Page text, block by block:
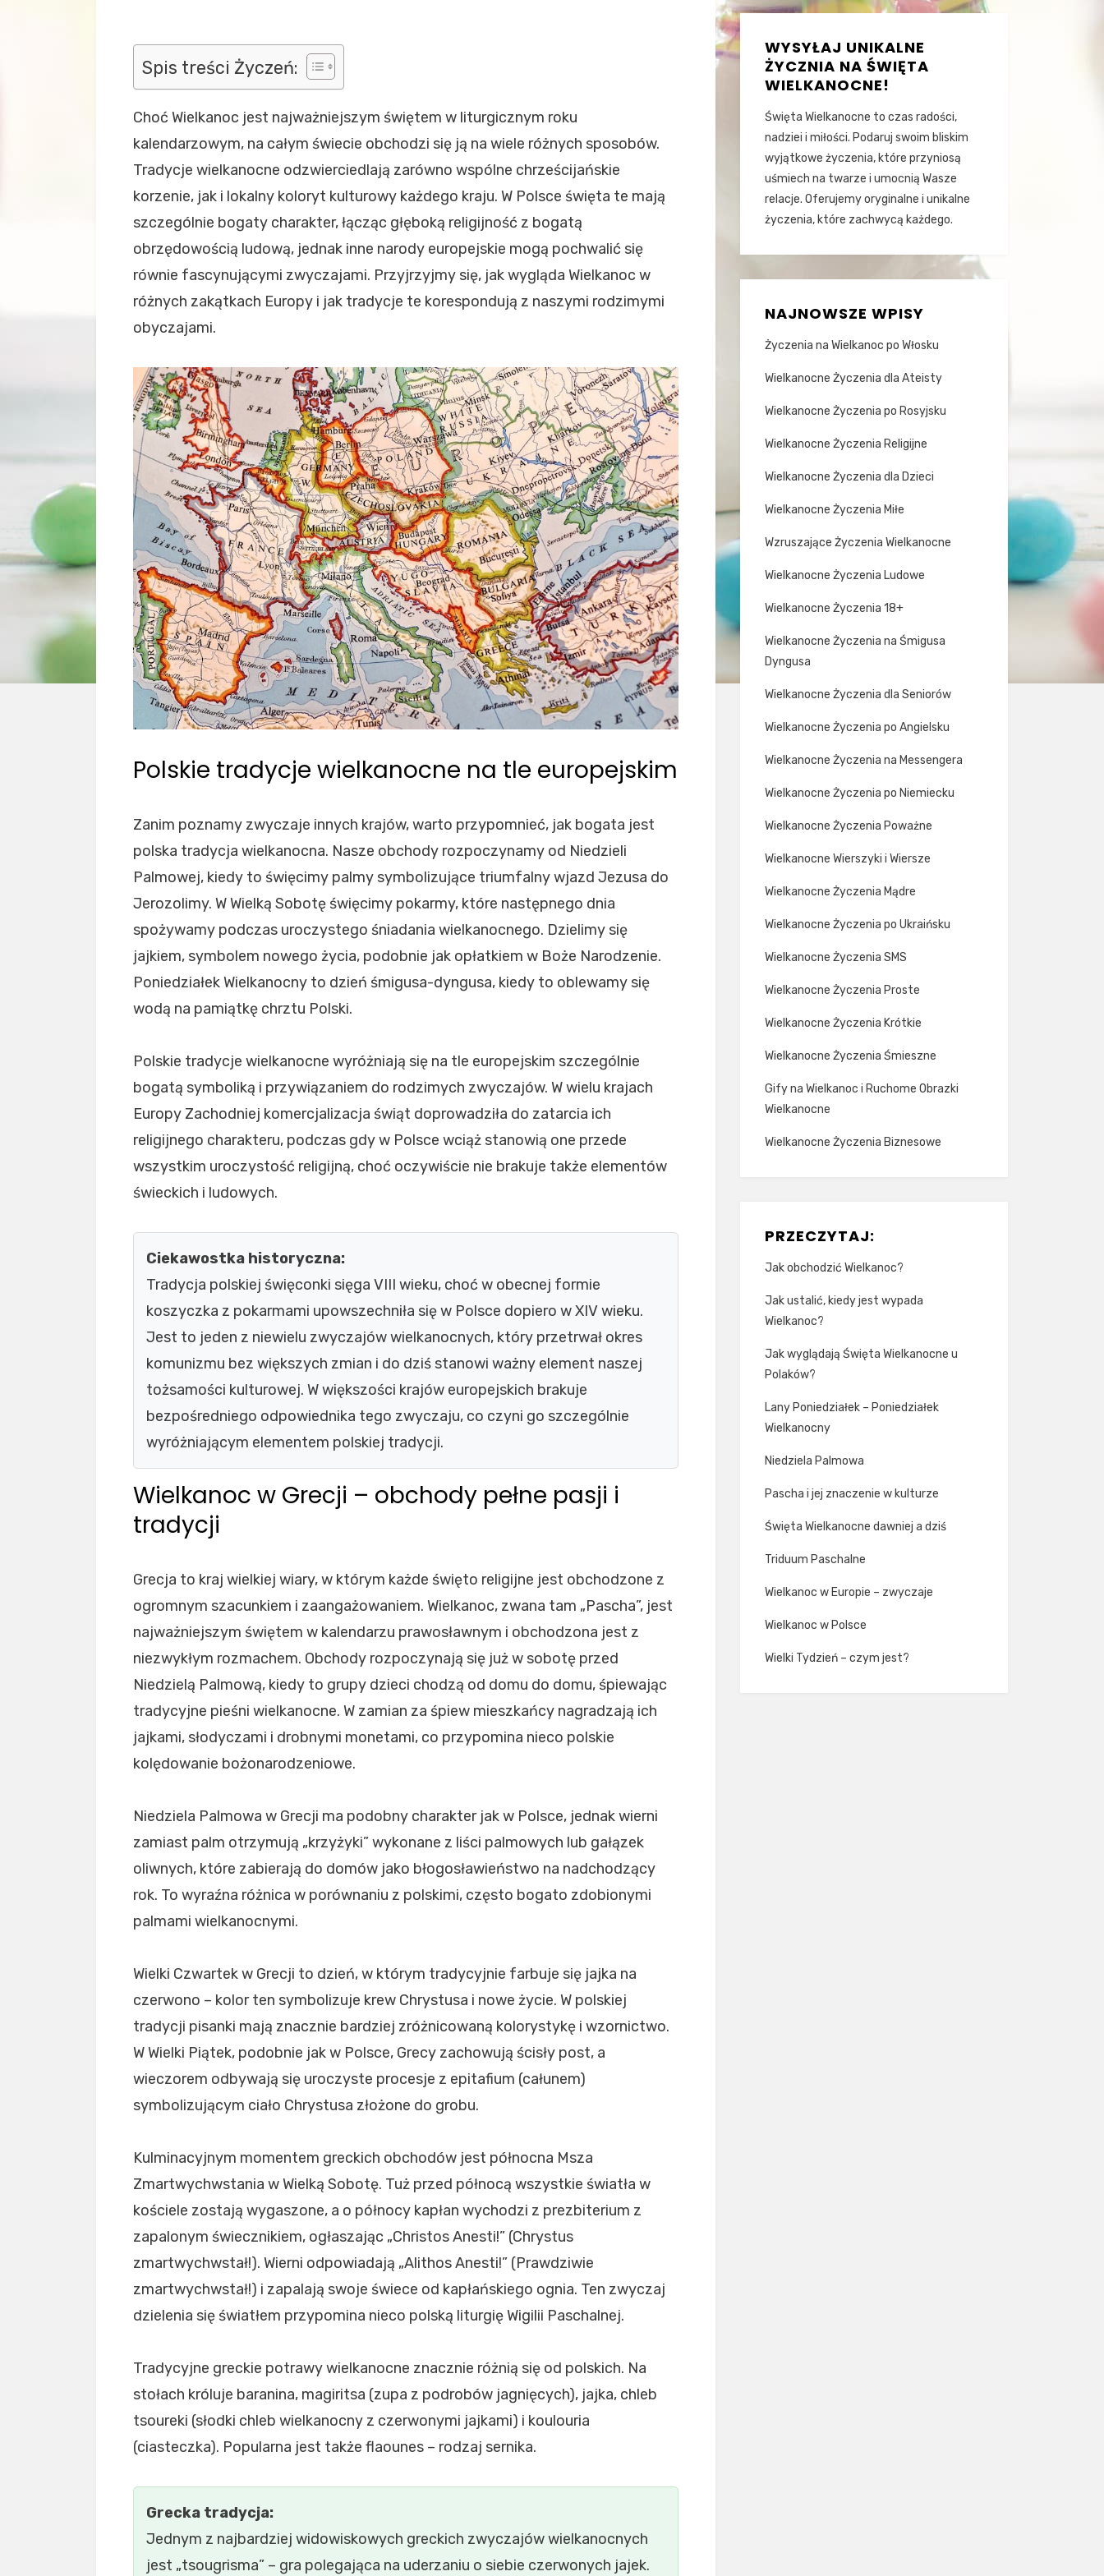
Spis treści Życzeń:
Choć Wielkanoc jest najważniejszym świętem w liturgicznym roku
kalendarzowym, na całym świecie obchodzi się ją na wiele różnych sposobów.
Tradycje wielkanocne odzwierciedlają zarówno wspólne chrześcijańskie
korzenie, jak i lokalny koloryt kulturowy każdego kraju. W Polsce święta te mają
szczególnie bogaty charakter, łącząc głęboką religijność z bogatą
obrzędowością ludową, jednak inne narody europejskie mogą pochwalić się
równie fascynującymi zwyczajami. Przyjrzyjmy się, jak wygląda Wielkanoc w
różnych zakątkach Europy i jak tradycje te korespondują z naszymi rodzimymi
obyczajami.
Polskie tradycje wielkanocne na tle europejskim
Zanim poznamy zwyczaje innych krajów, warto przypomnieć, jak bogata jest
polska tradycja wielkanocna. Nasze obchody rozpoczynamy od Niedzieli
Palmowej, kiedy to święcimy palmy symbolizujące triumfalny wjazd Jezusa do
Jerozolimy. W Wielką Sobotę święcimy pokarmy, które następnego dnia
spożywamy podczas uroczystego śniadania wielkanocnego. Dzielimy się
jajkiem, symbolem nowego życia, podobnie jak opłatkiem w Boże Narodzenie.
Poniedziałek Wielkanocny to dzień śmigusa-dyngusa, kiedy to oblewamy się
wodą na pamiątkę chrztu Polski.
Polskie tradycje wielkanocne wyróżniają się na tle europejskim szczególnie
bogatą symboliką i przywiązaniem do rodzimych zwyczajów. W wielu krajach
Europy Zachodniej komercjalizacja świąt doprowadziła do zatarcia ich
religijnego charakteru, podczas gdy w Polsce wciąż stanowią one przede
wszystkim uroczystość religijną, choć oczywiście nie brakuje także elementów
świeckich i ludowych.
Ciekawostka historyczna:
Tradycja polskiej święconki sięga VIII wieku, choć w obecnej formie
koszyczka z pokarmami upowszechniła się w Polsce dopiero w XIV wieku.
Jest to jeden z niewielu zwyczajów wielkanocnych, który przetrwał okres
komunizmu bez większych zmian i do dziś stanowi ważny element naszej
tożsamości kulturowej. W większości krajów europejskich brakuje
bezpośredniego odpowiednika tego zwyczaju, co czyni go szczególnie
wyróżniającym elementem polskiej tradycji.
Wielkanoc w Grecji – obchody pełne pasji i
tradycji
Grecja to kraj wielkiej wiary, w którym każde święto religijne jest obchodzone z
ogromnym szacunkiem i zaangażowaniem. Wielkanoc, zwana tam „Pascha”, jest
najważniejszym świętem w kalendarzu prawosławnym i obchodzona jest z
niezwykłym rozmachem. Obchody rozpoczynają się już w sobotę przed
Niedzielą Palmową, kiedy to grupy dzieci chodzą od domu do domu, śpiewając
tradycyjne pieśni wielkanocne. W zamian za śpiew mieszkańcy nagradzają ich
jajkami, słodyczami i drobnymi monetami, co przypomina nieco polskie
kolędowanie bożonarodzeniowe.
Niedziela Palmowa w Grecji ma podobny charakter jak w Polsce, jednak wierni
zamiast palm otrzymują „krzyżyki” wykonane z liści palmowych lub gałązek
oliwnych, które zabierają do domów jako błogosławieństwo na nadchodzący
rok. To wyraźna różnica w porównaniu z polskimi, często bogato zdobionymi
palmami wielkanocnymi.
Wielki Czwartek w Grecji to dzień, w którym tradycyjnie farbuje się jajka na
czerwono – kolor ten symbolizuje krew Chrystusa i nowe życie. W polskiej
tradycji pisanki mają znacznie bardziej zróżnicowaną kolorystykę i wzornictwo.
W Wielki Piątek, podobnie jak w Polsce, Grecy zachowują ścisły post, a
wieczorem odbywają się uroczyste procesje z epitafium (całunem)
symbolizującym ciało Chrystusa złożone do grobu.
Kulminacyjnym momentem greckich obchodów jest północna Msza
Zmartwychwstania w Wielką Sobotę. Tuż przed północą wszystkie światła w
kościele zostają wygaszone, a o północy kapłan wychodzi z prezbiterium z
zapalonym świecznikiem, ogłaszając „Christos Anesti!” (Chrystus
zmartwychwstał!). Wierni odpowiadają „Alithos Anesti!” (Prawdziwie
zmartwychwstał!) i zapalają swoje świece od kapłańskiego ognia. Ten zwyczaj
dzielenia się światłem przypomina nieco polską liturgię Wigilii Paschalnej.
Tradycyjne greckie potrawy wielkanocne znacznie różnią się od polskich. Na
stołach króluje baranina, magiritsa (zupa z podrobów jagnięcych), jajka, chleb
tsoureki (słodki chleb wielkanocny z czerwonymi jajkami) i koulouria
(ciasteczka). Popularna jest także flaounes – rodzaj sernika.
Grecka tradycja:
Jednym z najbardziej widowiskowych greckich zwyczajów wielkanocnych
jest „tsougrisma” – gra polegająca na uderzaniu o siebie czerwonych jajek.
WYSYŁAJ UNIKALNE
ŻYCZNIA NA ŚWIĘTA
WIELKANOCNE!
Święta Wielkanocne to czas radości,
nadziei i miłości. Podaruj swoim bliskim
wyjątkowe życzenia, które przyniosą
uśmiech na twarze i umocnią Wasze
relacje. Oferujemy oryginalne i unikalne
życzenia, które zachwycą każdego.
NAJNOWSZE WPISY
Życzenia na Wielkanoc po Włosku
Wielkanocne Życzenia dla Ateisty
Wielkanocne Życzenia po Rosyjsku
Wielkanocne Życzenia Religijne
Wielkanocne Życzenia dla Dzieci
Wielkanocne Życzenia Miłe
Wzruszające Życzenia Wielkanocne
Wielkanocne Życzenia Ludowe
Wielkanocne Życzenia 18+
Wielkanocne Życzenia na Śmigusa
Dyngusa
Wielkanocne Życzenia dla Seniorów
Wielkanocne Życzenia po Angielsku
Wielkanocne Życzenia na Messengera
Wielkanocne Życzenia po Niemiecku
Wielkanocne Życzenia Poważne
Wielkanocne Wierszyki i Wiersze
Wielkanocne Życzenia Mądre
Wielkanocne Życzenia po Ukraińsku
Wielkanocne Życzenia SMS
Wielkanocne Życzenia Proste
Wielkanocne Życzenia Krótkie
Wielkanocne Życzenia Śmieszne
Gify na Wielkanoc i Ruchome Obrazki
Wielkanocne
Wielkanocne Życzenia Biznesowe
PRZECZYTAJ:
Jak obchodzić Wielkanoc?
Jak ustalić, kiedy jest wypada
Wielkanoc?
Jak wyglądają Święta Wielkanocne u
Polaków?
Lany Poniedziałek – Poniedziałek
Wielkanocny
Niedziela Palmowa
Pascha i jej znaczenie w kulturze
Święta Wielkanocne dawniej a dziś
Triduum Paschalne
Wielkanoc w Europie – zwyczaje
Wielkanoc w Polsce
Wielki Tydzień – czym jest?